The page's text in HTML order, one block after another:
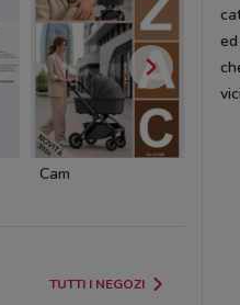
Cam
TUTTI I NEGOZI